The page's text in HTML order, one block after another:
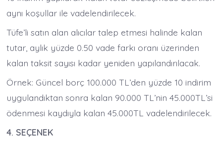
aynı koşullar ile vadelendirilecek.
Tüfe’li satın alan alıcılar talep etmesi halinde kalan
tutar, aylık yüzde 0.50 vade farkı oranı üzerinden
kalan taksit sayısı kadar yeniden yapılandırılacak.
Örnek: Güncel borç 100.000 TL’den yüzde 10 indirim
uygulandıktan sonra kalan 90.000 TL’nin 45.000TL’si
ödenmesi kaydıyla kalan 45.000TL vadelendirilecek.
4. SEÇENEK